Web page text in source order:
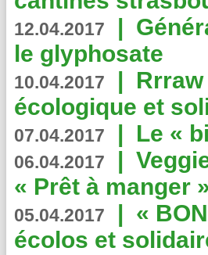
12.04.2017 |
le glyphosate
10.04.2017 |
écologique et
07.04.2017 | Le «
06.04.2017 |
« Prêt à manger
05.04.2017 | «
écolos et